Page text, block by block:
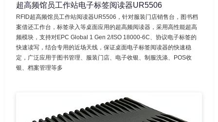
超高频馆员工作站电子标签阅读器UR5506
RFID超高频馆员工作站阅读器UR5506，针对服装门店销售台，图书档
案借还工作台，标签录入等桌面应用的超高频阅读器，采用高性能超高
频模块，支持对EPC Global 1 Gen 2/ISO 18000-6C、协议电子标签的
快速读写，结合专用的近场天线，保证桌面电子标签阅读器的快速稳
定，广泛应用于图书管理、服装门店、电子收银、制服洗涤、POS收
银、档案管理等多